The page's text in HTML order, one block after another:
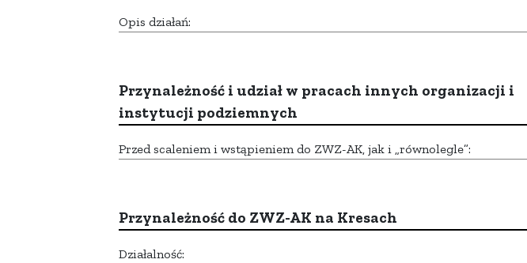
Opis działań:
Przynależność i udział w pracach innych organizacji i
instytucji podziemnych
Przed scaleniem i wstąpieniem do ZWZ-AK, jak i „równolegle”:
Przynależność do ZWZ-AK na Kresach
Działalność: